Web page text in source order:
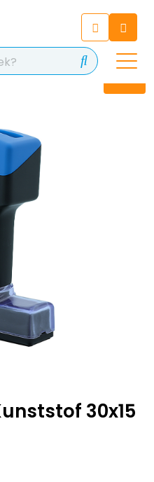
onze chatbot
30x15